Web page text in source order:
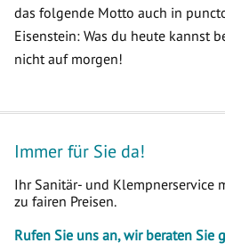
das folgende Motto auch in
Eisenstein: Was du heute kannst
nicht auf morgen!
Immer für Sie da!
Ihr Sanitär- und Klempnerservice
zu fairen Preisen.
Rufen Sie uns an, wir beraten Sie